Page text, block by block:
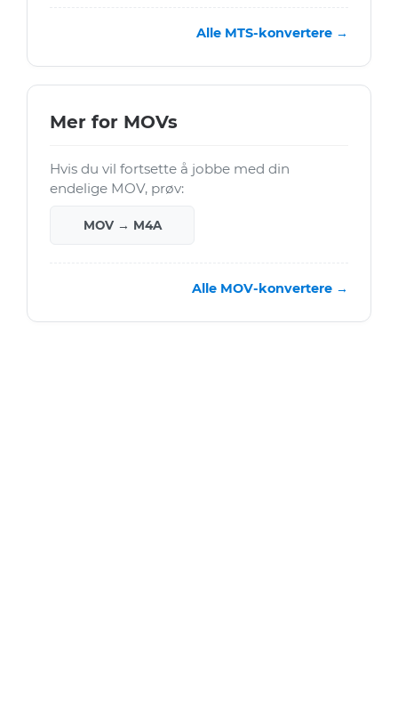
Alle MTS-konvertere →
Mer for MOVs
Hvis du vil fortsette å jobbe med din
endelige MOV, prøv:
MOV → M4A
Alle MOV-konvertere →